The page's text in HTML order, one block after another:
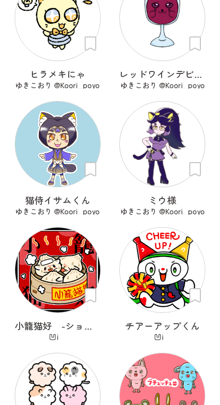
ヒラメキにゃ
ゆきこおり @Koori_poyo
レッドワインデビル。
ゆきこおり @Koori_poyo
猫侍イサムくん
ゆきこおり @Koori_poyo
ミウ様
ゆきこおり @Koori_poyo
小籠猫好 -ショウロンニャンハオ-
凹i
チアーアップくん
凹i